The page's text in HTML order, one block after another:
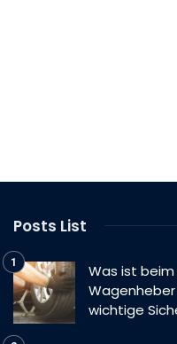
Posts List
Was ist
wichtige